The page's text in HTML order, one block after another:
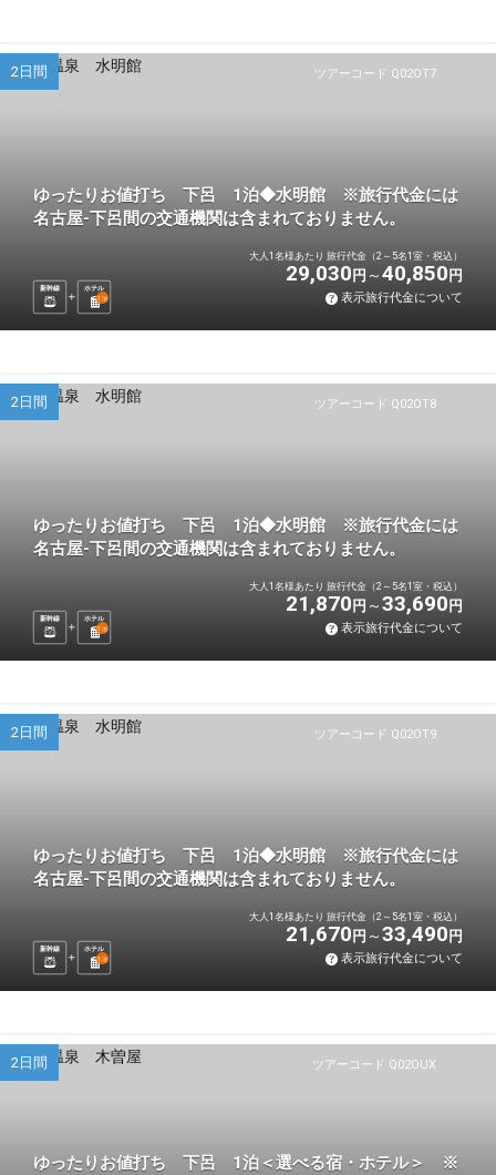
ツアーコード Q02OT7
2日間
ゆったりお値打ち 下呂 1泊◆水明館 ※旅行代金には
名古屋-下呂間の交通機関は含まれておりません。
新幹線
ホテル
1 泊
大人1名様あたり 旅行代金（2～5名1室・税込）
29,030 円 40,850 円
表示旅行代金について
ツアーコード Q02OT8
2日間
ゆったりお値打ち 下呂 1泊◆水明館 ※旅行代金には
名古屋-下呂間の交通機関は含まれておりません。
新幹線
ホテル
1 泊
大人1名様あたり 旅行代金（2～5名1室・税込）
21,870 円 33,690 円
表示旅行代金について
ツアーコード Q02OT9
2日間
ゆったりお値打ち 下呂 1泊◆水明館 ※旅行代金には
名古屋-下呂間の交通機関は含まれておりません。
新幹線
ホテル
1 泊
大人1名様あたり 旅行代金（2～5名1室・税込）
21,670 円 33,490 円
表示旅行代金について
ツアーコード Q02OUX
2日間
ゆったりお値打ち 下呂 1泊＜選べる宿・ホテル＞ ※